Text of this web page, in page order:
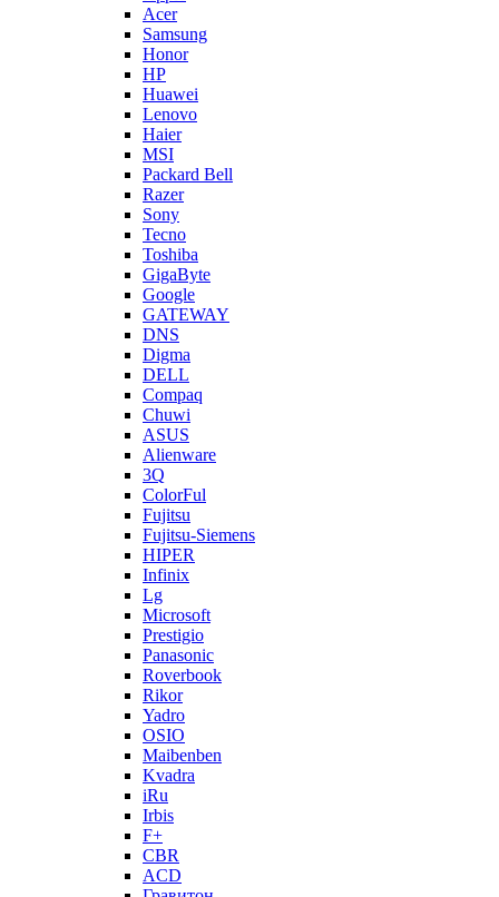
Acer
Samsung
Honor
HP
Huawei
Lenovo
Haier
MSI
Packard Bell
Razer
Sony
Tecno
Toshiba
GigaByte
Google
GATEWAY
DNS
Digma
DELL
Compaq
Chuwi
ASUS
Alienware
3Q
ColorFul
Fujitsu
Fujitsu-Siemens
HIPER
Infinix
Lg
Microsoft
Prestigio
Panasonic
Roverbook
Rikor
Yadro
OSIO
Maibenben
Kvadra
iRu
Irbis
F+
CBR
ACD